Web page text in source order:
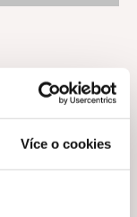
Více o cookies